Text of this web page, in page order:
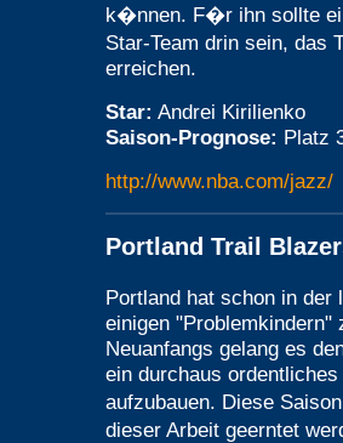
k�nnen. F�r ihn sollte
Star-Team drin sein, das
erreichen.
Star: Andrei Kirilienko
Saison-Prognose: Platz
http://www.nba.com/jazz/
Portland Trail
Portland hat schon in der
einigen "Problemkindern"
Neuanfangs gelang es
ein durchaus
aufzubauen. Diese
dieser Arbeit geerntet